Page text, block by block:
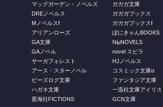
マッグガーデン・ノベルズ
DREノベルス
Mノベルスf
アリアンローズ
GA文庫
GAノベル
サーガフォレスト
アース・スターノベル
ビーズログ文庫
ハガネ文庫
星海社FICTIONS
ガガガ文庫
ガガガブックス
ガガガブックスf
ぽにきゃんBOOKS
NiμNOVELS
novel スピラ
HJノベルス
コスミック文庫α
ファンタジア文庫
一迅社文庫アイリス
GCN文庫